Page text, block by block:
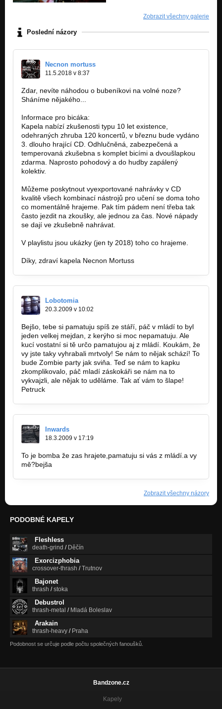
Zobrazit všechny galerie
Poslední názory
Necnon mortuss
11.5.2018 v 8:37
Zdar, nevíte náhodou o bubeníkovi na volné noze?
Sháníme nějakého...
Informace pro bicáka:
Kapela nabízí zkušenosti typu 10 let existence,
odehraných zhruba 120 koncertů, v březnu bude vydáno
3. dlouho hrající CD. Odhlučněná, zabezpečená a
temperovaná zkušebna s komplet bicími a dvoušlapkou
zdarma. Naprosto pohodový a do hudby zapálený
kolektiv.
Můžeme poskytnout vyexportované nahrávky v CD
kvalitě všech kombinací nástrojů pro učení se doma toho
co momentálně hrajeme. Pak tím pádem není třeba tak
často jezdit na zkoušky, ale jednou za čas. Nové nápady
se dají ve zkušebně nahrávat.
V playlistu jsou ukázky (jen ty 2018) toho co hrajeme.
Díky, zdraví kapela Necnon Mortuss
Lobotomia
20.3.2009 v 10:02
Bejšo, tebe si pamatuju spíš ze stáří, páč v mládí to byl
jeden velkej mejdan, z kerýho si moc nepamatuju. Ale
kucí vostatní si tě určo pamatujou aj z mládí. Koukám, že
vy jste taky vyhrabali mrtvoly! Se nám to nějak schází! To
bude Zombie party jak sviňa. Teď se nám to kapku
zkomplikovalo, páč mladí záskokáři se nám na to
vykvajzli, ale nějak to uděláme. Tak ať vám to šlape!
Petruck
Inwards
18.3.2009 v 17:19
To je bomba že zas hrajete,pamatuju si vás z mládí.a vy
mě?bejša
Zobrazit všechny názory
PODOBNÉ KAPELY
Fleshless
death-grind / Děčín
Exorcizphobia
crossover-thrash /Trutnov
Bajonet
thrash /stoka
Debustrol
thrash-metal / Mladá Boleslav
Arakain
thrash-heavy / Praha
Podobnost se určuje podle počtu společných fanoušků.
Bandzone.cz
Kapely